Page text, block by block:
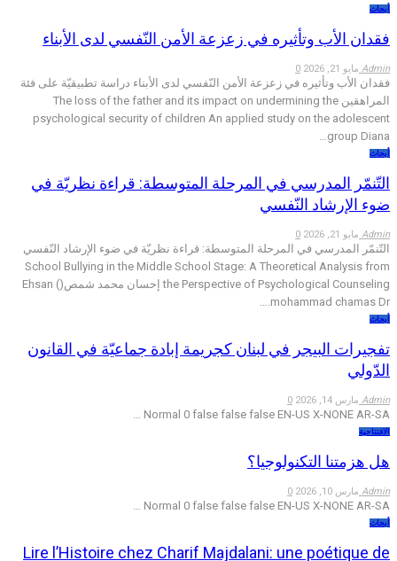
أبحاث
فقدان الأب وتأثيره في زعزعة الأمن النّفسي لدى الأبناء
Admin مايو 21, 2026 0
فقدان الأب وتأثيره في زعزعة الأمن النّفسي لدى الأبناء دراسة تطبيقيّة على فئة
المراهقين The loss of the father and its impact on undermining the
psychological security of children An applied study on the adolescent
group Diana…
أبحاث
التّنمّر المدرسي في المرحلة المتوسطة: قراءة نظريّة في
ضوء الإرشاد النّفسي
Admin مايو 21, 2026 0
التّنمّر المدرسي في المرحلة المتوسطة: قراءة نظريّة في ضوء الإرشاد النّفسي
School Bullying in the Middle School Stage: A Theoretical Analysis from
the Perspective of Psychological Counseling إحسان محمد شمص() Ehsan
mohammad chamas Dr.…
أبحاث
تفجيرات البيجر في لبنان كجريمة إبادة جماعيّة في القانون
الدّولي
Admin مارس 14, 2026 0
Normal 0 false false false EN-US X-NONE AR-SA
الافتتاحية
هل هزمتنا التكنولوجيا؟
Admin مارس 10, 2026 0
Normal 0 false false false EN-US X-NONE AR-SA
أبحاث
Lire l’Histoire chez Charif Majdalani: une poétique de